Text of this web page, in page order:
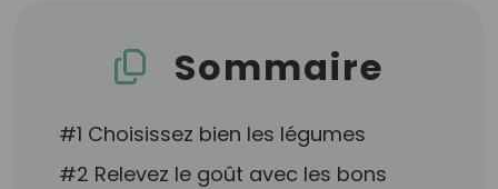
Sommaire
#1 Choisissez bien les légumes
#2 Relevez le goût avec les bons